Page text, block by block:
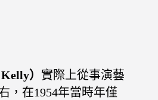
） 實際上從事演藝
，在1954年當時年僅